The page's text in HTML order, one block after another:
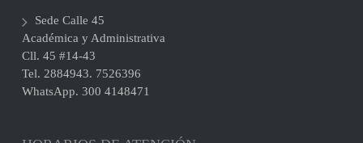
Sede Calle 45
Académica y Administrativa
Cll. 45 #14-43
Tel. 2884943. 7526396
WhatsApp. 300 4148471